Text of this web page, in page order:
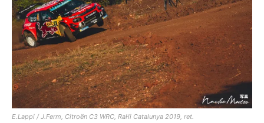
E.Lappi / J.Ferm, Citroën C3 WRC, Ral·li Catalunya 2019, ret.